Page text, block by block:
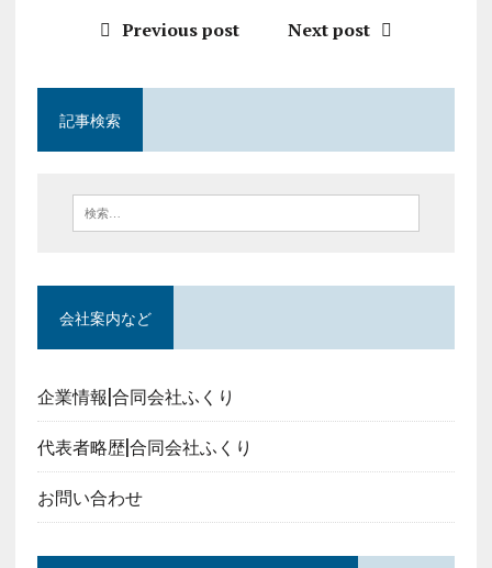
Previous post Next post
記事検索
会社案内など
企業情報|合同会社ふくり
代表者略歴|合同会社ふくり
お問い合わせ